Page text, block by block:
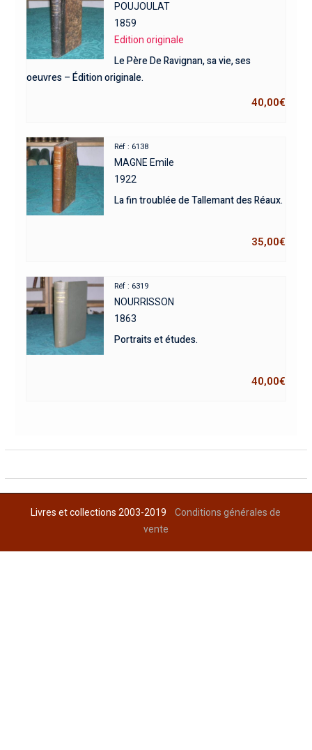
POUJOULAT
1859
Edition originale
Le Père De Ravignan, sa vie, ses
oeuvres – Édition originale.
40,00€
Réf : 6138
MAGNE Emile
1922
La fin troublée de Tallemant des Réaux.
35,00€
Réf : 6319
NOURRISSON
1863
Portraits et études.
40,00€
Livres et collections 2003-2019Conditions générales de
vente